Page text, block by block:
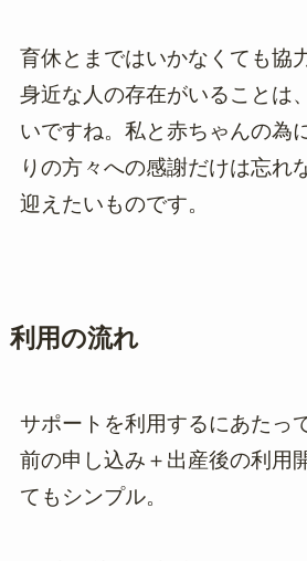
育休とまではいかなくても協
身近な人の存在がいることは
いですね。私と赤ちゃんの為
りの方々への感謝だけは忘れ
迎えたいものです。
利用の流れ
サポートを利用するにあたっ
前の申し込み＋出産後の利用
てもシンプル。